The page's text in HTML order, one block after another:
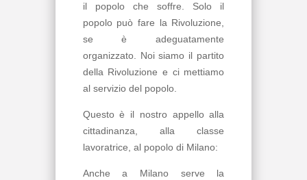
il popolo che soffre. Solo il
popolo può fare la Rivoluzione,
se è adeguatamente
organizzato. Noi siamo il partito
della Rivoluzione e ci mettiamo
al servizio del popolo.
Questo è il nostro appello alla
cittadinanza, alla classe
lavoratrice, al popolo di Milano:
Anche a Milano serve la